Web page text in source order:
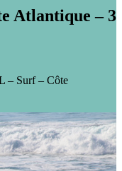
Atlantique – 3
– Surf – Côte